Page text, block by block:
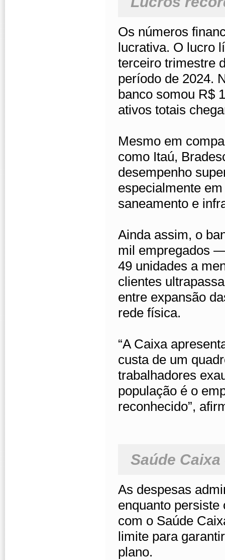
Os números
lucrativa. O lucro
terceiro trimestre
período de 2024.
banco somou R$
ativos totais
Mesmo em
como Itaú,
desempenho
especialmente
saneamento e
Ainda assim, o
mil empregados
49 unidades a
clientes
entre expansão
rede física.
“A Caixa
custa de um
trabalhadores
população é o
reconhecido”,
Saúde
As despesas
enquanto persiste
com o Saúde
limite para
plano.